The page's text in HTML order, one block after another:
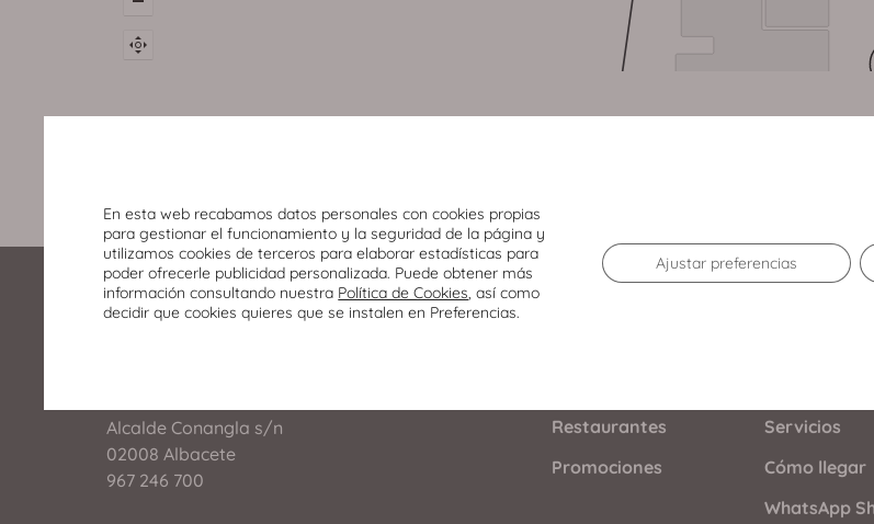
Alcalde Conangla s/n
02008 Albacete
967 246 700
Restaurantes
Promociones
Servicios
Cómo llegar
WhatsApp
En esta web recabamos datos personales con cookies propias
para gestionar el funcionamiento y la seguridad de la página y
utilizamos cookies de terceros para elaborar estadísticas para
poder ofrecerle publicidad personalizada. Puede obtener más
información consultando nuestra Política de Cookies, así como
decidir que cookies quieres que se instalen en Preferencias.
Ajustar preferencias